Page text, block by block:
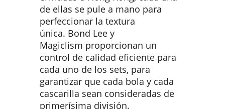
de ellas se pule a mano para
perfeccionar la textura
única. Bond Lee y
Magiclism proporcionan un
control de calidad eficiente para
cada uno de los sets, para
garantizar que cada bola y cada
cascarilla sean consideradas de
primerísima división.